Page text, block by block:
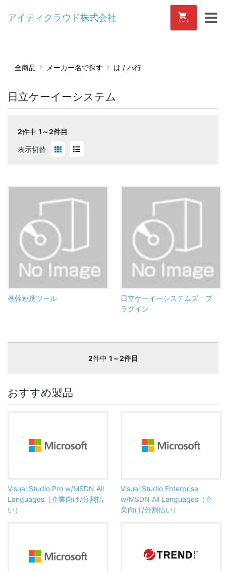
アイティクラウド株式会社 カート
全商品 メーカー名で探す は / ハ行
日立ケーイーシステム
2件中 1～2件目
表示切替
基幹連携ツール
日立ケーイーシステムズ プ
ラグイン
2件中 1～2件目
おすすめ製品
Visual Studio Pro w/MSDN All
Languages（企業向け/分割払
い）
Visual Studio Enterprise
w/MSDN All Languages（企
業向け/分割払い）